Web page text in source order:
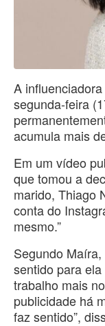
A
segunda-feira
acumula mais
Em um vídeo
que tomou a
marido, Thiago
conta do
mesmo.”
Segundo
sentido para
trabalho mais
publicidade há
faz sentido”,